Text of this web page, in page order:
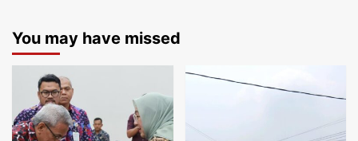
You may have missed